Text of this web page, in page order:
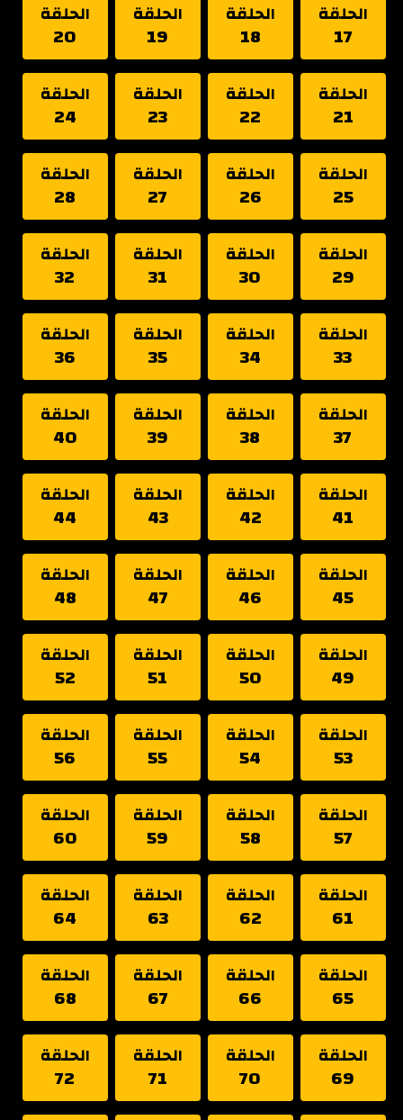
الحلقة
17
الحلقة
18
الحلقة
19
الحلقة
20
الحلقة
21
الحلقة
22
الحلقة
23
الحلقة
24
الحلقة
25
الحلقة
26
الحلقة
27
الحلقة
28
الحلقة
29
الحلقة
30
الحلقة
31
الحلقة
32
الحلقة
33
الحلقة
34
الحلقة
35
الحلقة
36
الحلقة
37
الحلقة
38
الحلقة
39
الحلقة
40
الحلقة
41
الحلقة
42
الحلقة
43
الحلقة
44
الحلقة
45
الحلقة
46
الحلقة
47
الحلقة
48
الحلقة
49
الحلقة
50
الحلقة
51
الحلقة
52
الحلقة
53
الحلقة
54
الحلقة
55
الحلقة
56
الحلقة
57
الحلقة
58
الحلقة
59
الحلقة
60
الحلقة
61
الحلقة
62
الحلقة
63
الحلقة
64
الحلقة
65
الحلقة
66
الحلقة
67
الحلقة
68
الحلقة
69
الحلقة
70
الحلقة
71
الحلقة
72